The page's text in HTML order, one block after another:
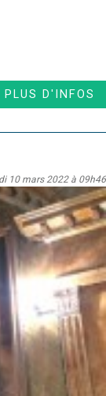
PLUS D'INFOS
10 mars 2022 à 09h46